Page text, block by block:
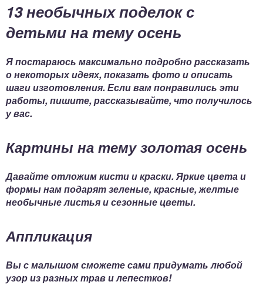
13 необычных поделок с
детьми на тему осень
Я постараюсь максимально подробно рассказать
о некоторых идеях, показать фото и описать
шаги изготовления. Если вам понравились эти
работы, пишите, рассказывайте, что получилось
у вас.
Картины на тему золотая осень
Давайте отложим кисти и краски. Яркие цвета и
формы нам подарят зеленые, красные, желтые
необычные листья и сезонные цветы.
Аппликация
Вы с малышом сможете сами придумать любой
узор из разных трав и лепестков!